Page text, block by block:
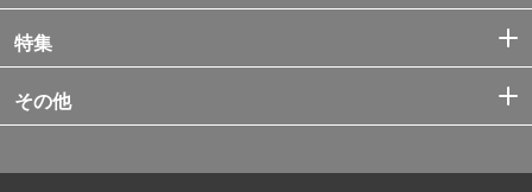
特集
その他